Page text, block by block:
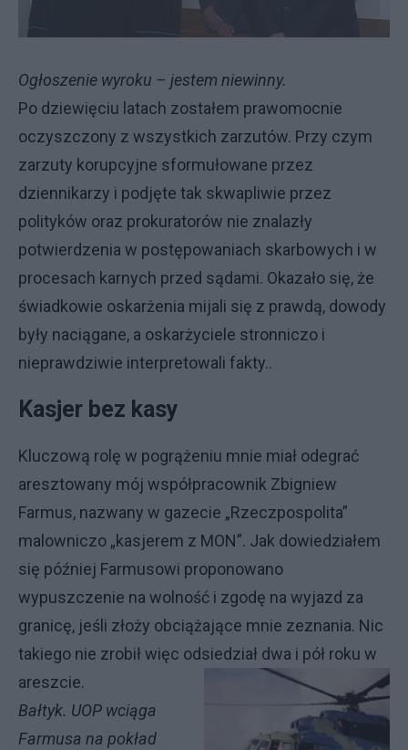
Ogłoszenie wyroku – jestem niewinny.
Po dziewięciu latach zostałem prawomocnie
oczyszczony z wszystkich zarzutów. Przy czym
zarzuty korupcyjne sformułowane przez
dziennikarzy i podjęte tak skwapliwie przez
polityków oraz prokuratorów nie znalazły
potwierdzenia w postępowaniach skarbowych i w
procesach karnych przed sądami. Okazało się, że
świadkowie oskarżenia mijali się z prawdą, dowody
były naciągane, a oskarżyciele stronniczo i
nieprawdziwie interpretowali fakty..
Kasjer bez kasy
Kluczową rolę w pogrążeniu mnie miał odegrać
aresztowany mój współpracownik Zbigniew
Farmus, nazwany w gazecie „Rzeczpospolita”
malowniczo „kasjerem z MON”. Jak dowiedziałem
się później Farmusowi proponowano
wypuszczenie na wolność i zgodę na wyjazd za
granicę, jeśli złoży obciążające mnie zeznania. Nic
takiego nie zrobił więc odsiedział dwa i pół roku w
areszcie.
Bałtyk. UOP wciąga
Farmusa na pokład